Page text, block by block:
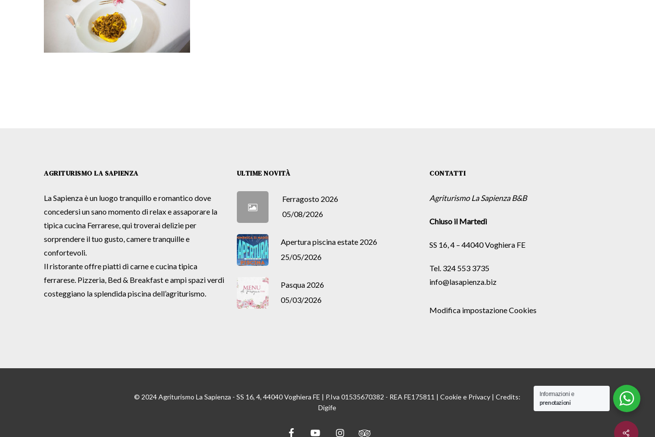
Share
AGRITURISMO LA SAPIENZA
La Sapienza è un luogo tranquillo e romantico dove
concedersi un sano momento di relax e assaporare la
tipica cucina Ferrarese, qui troverai delizie per
sorprendere il tuo gusto, camere tranquille e
confortevoli.
Il ristorante offre piatti di carne e cucina tipica
ferrarese. Pizzeria, Bed & Breakfast e ampi spazi verdi
costeggiano la splendida piscina dell’agriturismo.
ULTIME NOVITÀ
Ferragosto 2026
05/08/2026
Apertura piscina estate 2026
25/05/2026
Pasqua 2026
05/03/2026
CONTATTI
Agriturismo La Sapienza B&B
Chiuso il Martedì
SS 16, 4 – 44040 Voghiera FE
Tel. 324 553 3735
info@lasapienza.biz
Modifica impostazione Cookies
© 2024 Agriturismo La Sapienza - SS 16, 4, 44040 Voghiera FE | P.Iva 01535670382 - REA FE175811 |Cookiee Privacy | Credits:
Digife
facebookyoutube instagramtripadvisor
Informazioni e
prenotazioni